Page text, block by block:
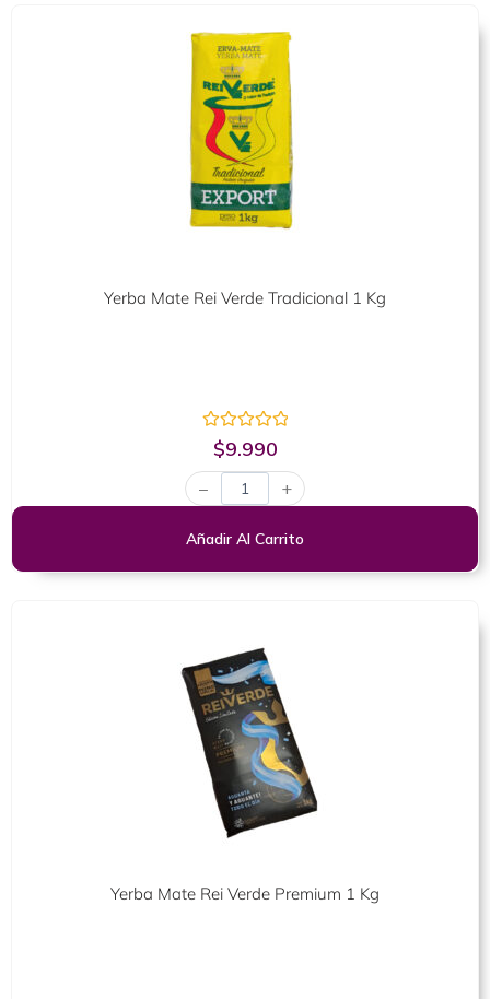
Yerba Mate Rei Verde Tradicional 1 Kg
Valorado
con
0
de
5
$9.990
− +
Añadir Al Carrito
Yerba Mate Rei Verde Premium 1 Kg